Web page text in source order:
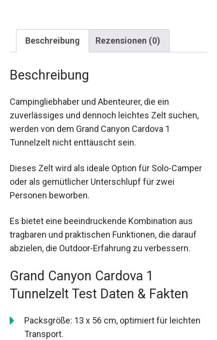
Beschreibung Rezensionen (0)
Beschreibung
Campingliebhaber und Abenteurer, die ein
zuverlässiges und dennoch leichtes Zelt suchen,
werden von dem Grand Canyon Cardova 1
Tunnelzelt nicht enttäuscht sein.
Dieses Zelt wird als ideale Option für Solo-Camper
oder als gemütlicher Unterschlupf für zwei
Personen beworben.
Es bietet eine beeindruckende Kombination aus
tragbaren und praktischen Funktionen, die darauf
abzielen, die Outdoor-Erfahrung zu verbessern.
Grand Canyon Cardova 1
Tunnelzelt Test Daten & Fakten
Packsgröße: 13 x 56 cm, optimiert für leichten
Transport.